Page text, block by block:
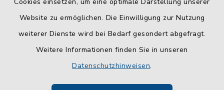
Website zu ermöglichen. Die Einwilligung zur Nutzung
weiterer Dienste wird bei Bedarf gesondert abgefragt.
Weitere Informationen finden Sie in unseren
Datenschutzhinweisen.
Barrierefreiheit